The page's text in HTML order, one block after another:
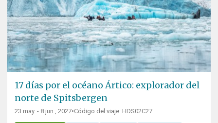
17 días por el océano Ártico: explorador del
norte de Spitsbergen
23 may. - 8 jun., 2027•Código del viaje: HDS02C27